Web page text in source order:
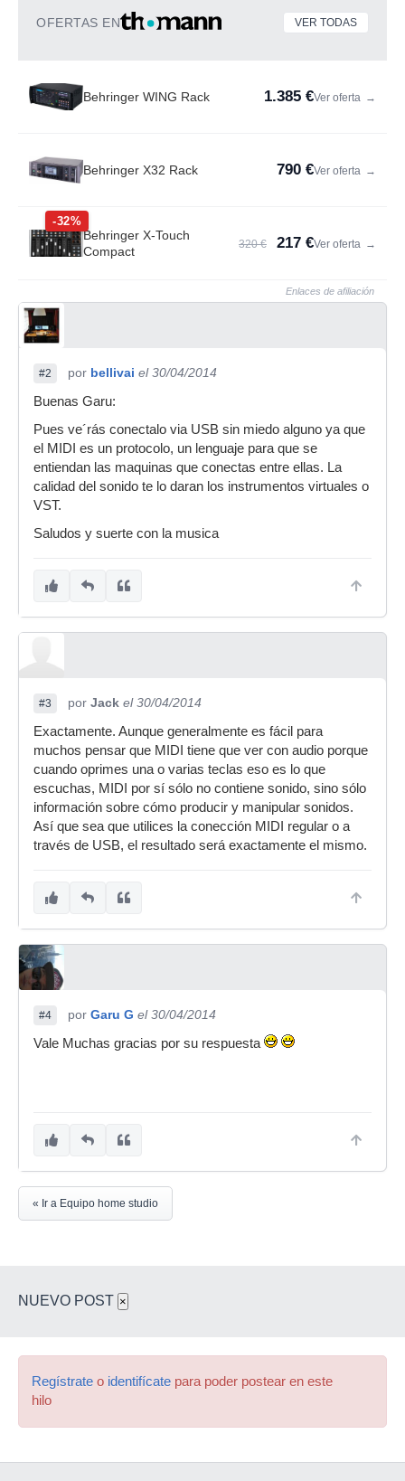
OFERTAS EN VER TODAS
Behringer WING Rack 1.385 €Ver oferta →
Behringer X32 Rack 790 €Ver oferta →
-32%
Behringer X-Touch
Compact
320 € 217 €Ver oferta →
Enlaces de afiliación
#2 por bellivai el 30/04/2014
Buenas Garu:
Pues ve´rás conectalo via USB sin miedo alguno ya que
el MIDI es un protocolo, un lenguaje para que se
entiendan las maquinas que conectas entre ellas. La
calidad del sonido te lo daran los instrumentos virtuales o
VST.
Saludos y suerte con la musica
#3 por Jack el 30/04/2014
Exactamente. Aunque generalmente es fácil para
muchos pensar que MIDI tiene que ver con audio porque
cuando oprimes una o varias teclas eso es lo que
escuchas, MIDI por sí sólo no contiene sonido, sino sólo
información sobre cómo producir y manipular sonidos.
Así que sea que utilices la conección MIDI regular o a
través de USB, el resultado será exactamente el mismo.
#4 por Garu G el 30/04/2014
Vale Muchas gracias por su respuesta
« Ir a Equipo home studio
NUEVO POST ×
Regístrate o identifícate para poder postear en este
hilo